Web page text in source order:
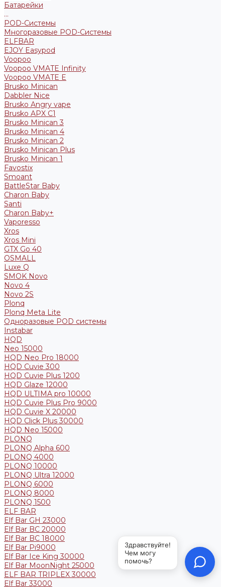
Батарейки
...
POD-Системы
Многоразовые POD-Системы
ELFBAR
EJOY Easypod
Voopoo
Voopoo VMATE Infinity
Voopoo VMATE E
Brusko Minican
Dabbler Nice
Brusko Angry vape
Brusko APX C1
Brusko Minican 3
Brusko Minican 4
Brusko Minican 2
Brusko Minican Plus
Brusko Minican 1
Favostix
Smoant
BattleStar Baby
Charon Baby
Santi
Charon Baby+
Vaporesso
Xros
Xros Mini
GTX Go 40
OSMALL
Luxe Q
SMOK Novo
Novo 4
Novo 2S
Plonq
Plonq Meta Lite
Одноразовые POD системы
Instabar
HQD
Neo 15000
HQD Neo Pro 18000
HQD Cuvie 300
HQD Cuvie Plus 1200
HQD Glaze 12000
HQD ULTIMA pro 10000
HQD Cuvie Plus Pro 9000
HQD Cuvie X 20000
HQD Click Plus 30000
HQD Neo 15000
PLONQ
PLONQ Alpha 600
PLONQ 4000
PLONQ 10000
PLONQ Ultra 12000
PLONQ 6000
PLONQ 8000
PLONQ 1500
ELF BAR
Elf Bar GH 23000
Elf Bar BC 20000
Elf Bar BC 18000
Elf Bar Pi9000
Elf Bar Ice King 30000
Elf Bar MoonNight 25000
ELF BAR TRIPLEX 30000
Elf Bar 33000